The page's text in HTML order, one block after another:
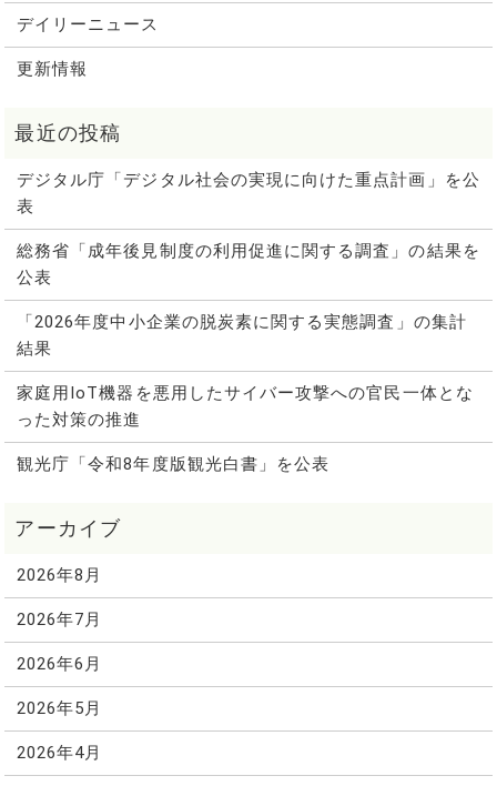
デイリーニュース
更新情報
デジタル庁「デジタル社会の実現に向けた重点計画」を公
表
総務省「成年後見制度の利用促進に関する調査」の結果を
公表
「2026年度中小企業の脱炭素に関する実態調査」の集計
結果
家庭用IoT機器を悪用したサイバー攻撃への官民一体とな
った対策の推進
観光庁「令和8年度版観光白書」を公表
2026年8月
2026年7月
2026年6月
2026年5月
2026年4月